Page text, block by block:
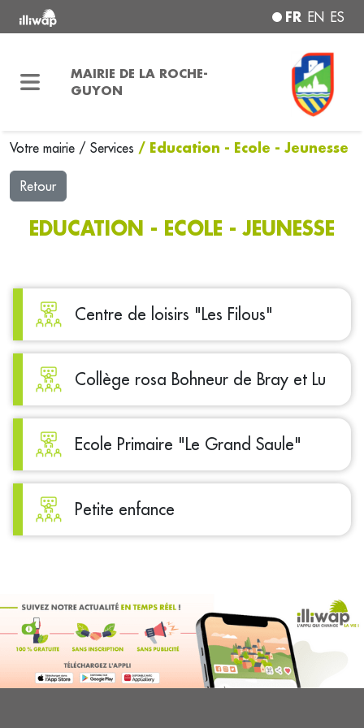
FR EN ES
MAIRIE DE LA ROCHE-
GUYON
Votre mairie / Services / Education - Ecole - Jeunesse
Retour
EDUCATION - ECOLE - JEUNESSE
Centre de loisirs "Les Filous"
Collège rosa Bohneur de Bray et Lu
Ecole Primaire "Le Grand Saule"
Petite enfance